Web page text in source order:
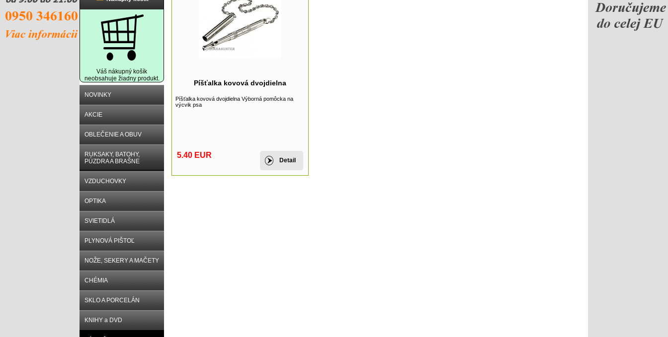
Váš nákupný košík
neobsahuje žiadny produkt.
NOVINKY
AKCIE
OBLEČENIE A OBUV
RUKSAKY, BATOHY,
PÚZDRA A BRAŠNE
VZDUCHOVKY
OPTIKA
SVIETIDLÁ
PLYNOVÁ PIŠTOĽ
NOŽE, SEKERY A MAČETY
CHÉMIA
SKLO A PORCELÁN
KNIHY a DVD
Píšťalka kovová dvojdielna
Píšťalka kovová dvojdielna Výborná pomôcka na
výcvik psa
5.40 EUR
Detail